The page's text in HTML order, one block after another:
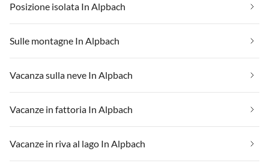
Posizione isolata In Alpbach
Sulle montagne In Alpbach
Vacanza sulla neve In Alpbach
Vacanze in fattoria In Alpbach
Vacanze in riva al lago In Alpbach